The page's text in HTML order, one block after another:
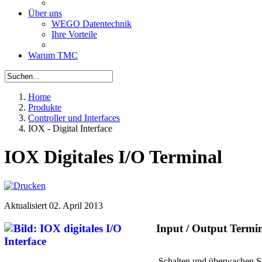
Über uns
WEGO Datentechnik
Ihre Vorteile
Warum TMC
Home
Produkte
Controller und Interfaces
IOX - Digital Interface
IOX Digitales I/O Terminal
Aktualisiert 02. April 2013
Input / Output